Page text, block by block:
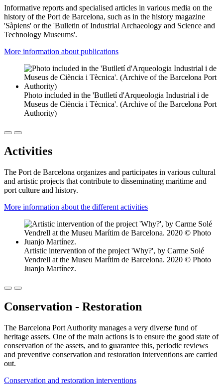
Informative reports and specialised articles in various media on the
history of the Port de Barcelona, such as in the history magazine
'Sàpiens' or the 'Bulletin of Industrial Archaeology and Science and
Technology Museums'.
More information about publications
Photo included in the 'Butlletí d'Arqueologia Industrial i de
Museus de Ciència i Tècnica'. (Archive of the Barcelona Port
Authority)
Activities
The Port de Barcelona organizes and participates in various cultural
and artistic projects that contribute to disseminating maritime and
port culture and history.
More information about the different activities
Artistic intervention of the project 'Why?', by Carme Solé
Vendrell at the Museu Marítim de Barcelona. 2020 © Photo
Juanjo Martínez.
Conservation - Restoration
The Barcelona Port Authority manages a very diverse fund of
heritage assets. One of the main actions is to ensure the good state of
conservation of the assets, and to guarantee this, periodic reviews
and preventive conservation and restoration interventions are carried
out.
Conservation and restoration interventions